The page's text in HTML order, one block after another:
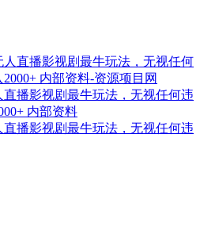
播影视剧最牛玩法，无视任何违
内部资料
播影视剧最牛玩法，无视任何违